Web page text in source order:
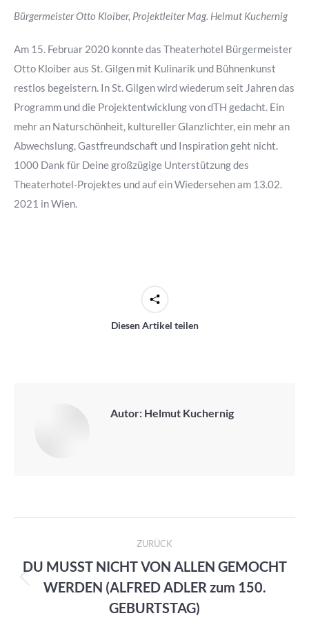
Bürgermeister Otto Kloiber, Projektleiter Mag. Helmut Kuchernig
Am 15. Februar 2020 konnte das Theaterhotel Bürgermeister
Otto Kloiber aus St. Gilgen mit Kulinarik und Bühnenkunst
restlos begeistern. In St. Gilgen wird wiederum seit Jahren das
Programm und die Projektentwicklung von dTH gedacht. Ein
mehr an Naturschönheit, kultureller Glanzlichter, ein mehr an
Abwechslung, Gastfreundschaft und Inspiration geht nicht.
1000 Dank für Deine großzügige Unterstützung des
Theaterhotel-Projektes und auf ein Wiedersehen am 13.02.
2021 in Wien.
Diesen Artikel teilen
Autor: Helmut Kuchernig
Kommentarnavigation
ZURÜCK
Vorheriger
Beitrag:
DU MUSST NICHT VON ALLEN GEMOCHT
WERDEN (ALFRED ADLER zum 150.
GEBURTSTAG)